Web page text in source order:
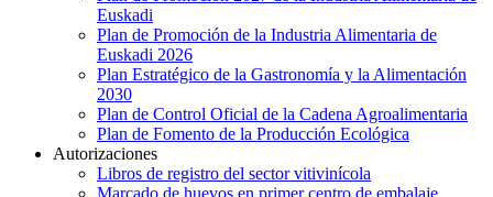
Euskadi
Plan de Promoción de la Industria Alimentaria de
Euskadi 2026
Plan Estratégico de la Gastronomía y la Alimentación
2030
Plan de Control Oficial de la Cadena Agroalimentaria
Plan de Fomento de la Producción Ecológica
Autorizaciones
Libros de registro del sector vitivinícola
Marcado de huevos en primer centro de embalaje